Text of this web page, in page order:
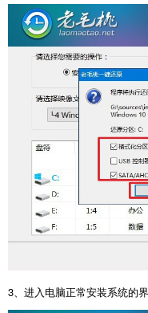
3、进入电脑正常安装系统的